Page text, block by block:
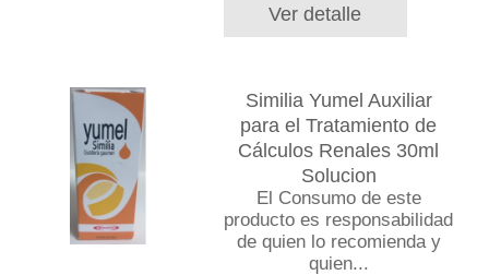
Ver detalle
Similia Yumel Auxiliar
para el Tratamiento de
Cálculos Renales 30ml
Solucion
El Consumo de este
producto es responsabilidad
de quien lo recomienda y
quien...